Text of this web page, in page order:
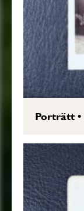
Porträtt•